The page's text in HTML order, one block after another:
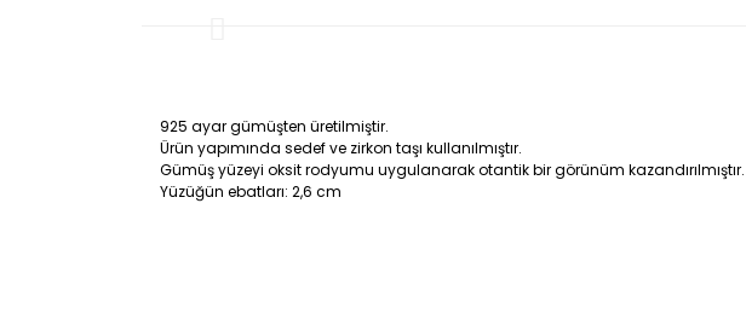
925 ayar gümüşten üretilmiştir.
Ürün yapımında sedef ve zirkon taşı kullanılmıştır.
Gümüş yüzeyi oksit rodyumu uygulanarak otantik bir görünüm kazandırılmıştır.
Yüzüğün ebatları: 2,6 cm